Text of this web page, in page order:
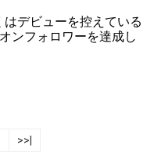
はデビューを控えている
ンフォロワーを達成し
>>|